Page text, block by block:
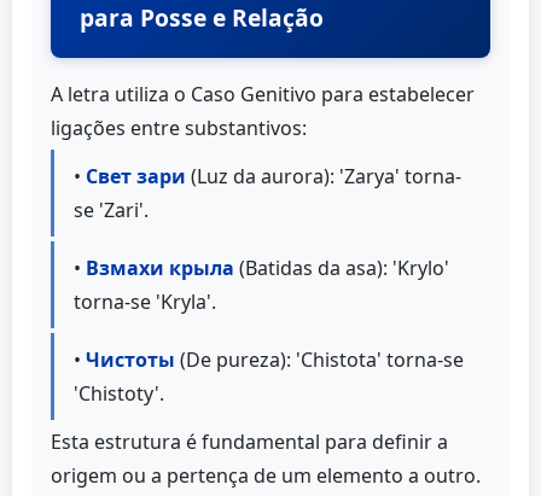
para Posse e Relação
A letra utiliza o Caso Genitivo para estabelecer
ligações entre substantivos:
• Свет зари (Luz da aurora): 'Zarya' torna-
se 'Zari'.
• Взмахи крыла (Batidas da asa): 'Krylo'
torna-se 'Kryla'.
• Чистоты (De pureza): 'Chistota' torna-se
'Chistoty'.
Esta estrutura é fundamental para definir a
origem ou a pertença de um elemento a outro.